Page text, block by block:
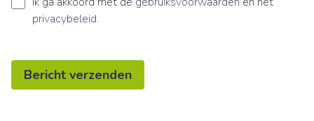
privacybeleid.
Bericht verzenden